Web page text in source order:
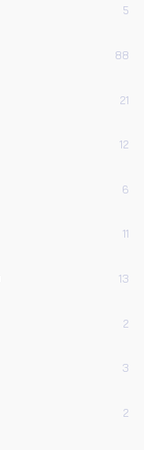
5
88
21
12
6
11
13
2
3
2